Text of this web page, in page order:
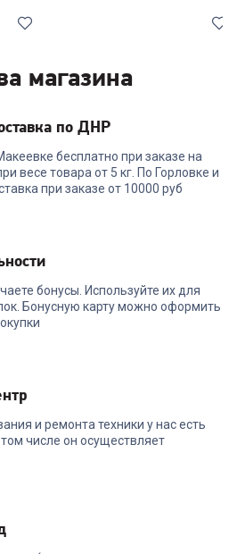
Телевизор TCL 65P7K
В корзину
магазина
по ДНР
бесплатно при заказе на
весе товара от 5 кг. По Горловке и
при заказе от 10000 руб
бонусы. Используйте их для
Бонусную карту можно оформить
и ремонта техники у нас есть
числе он осуществляет